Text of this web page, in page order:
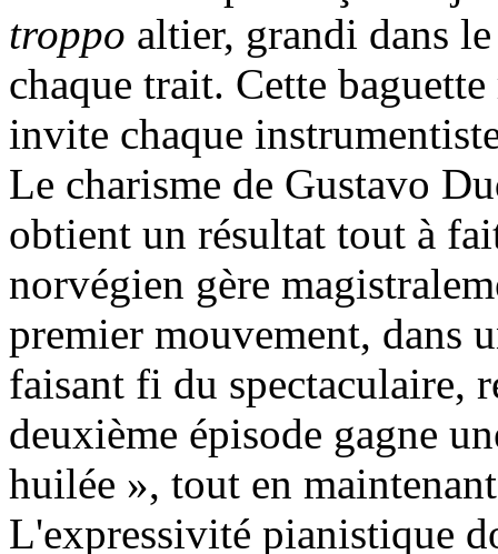
troppo altier, grandi dans
chaque trait. Cette
invite chaque
Le charisme de Gustavo
obtient un résultat tout à
norvégien gère
premier mouvement, dans
faisant fi du spectaculaire,
deuxième épisode gagne
huilée », tout en
L'expressivité pianistique